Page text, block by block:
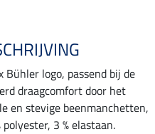
Bühler logo, passend bij de
draagcomfort door het
en stevige beenmanchetten,
3 % elastaan.